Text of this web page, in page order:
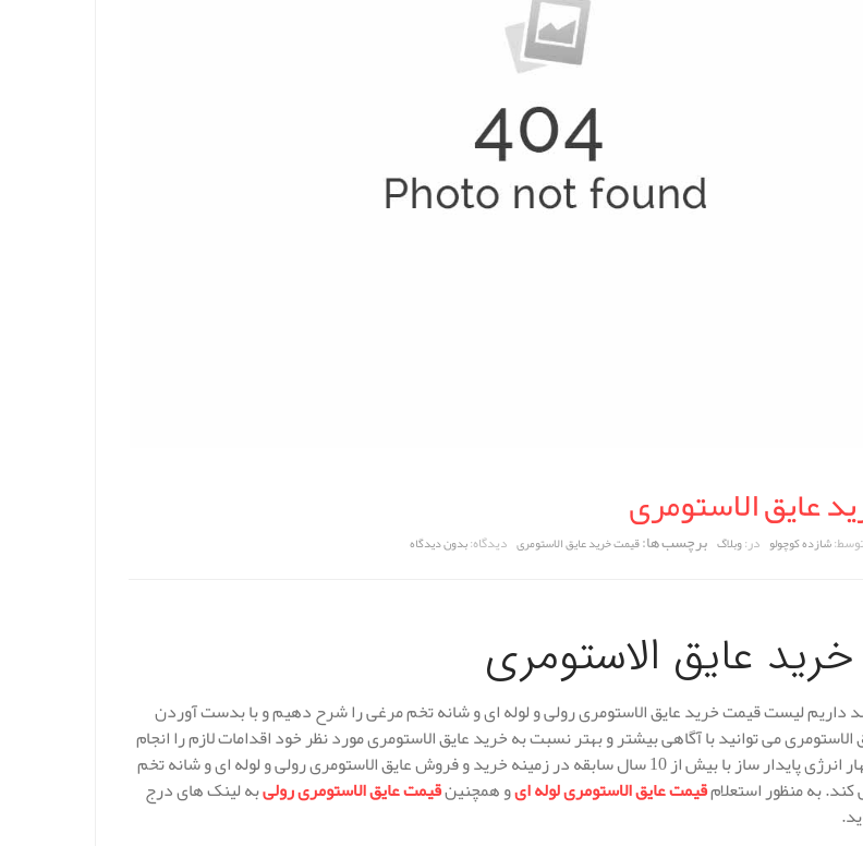
عایق الاستومری
توسط:شازده کوچولو در:وبلاگ برچسب ها:قیمت خرید عایق الاستومری دیدگاه:بدون دیدگاه
عایق الاستومری
داریم لیست قیمت خرید عایق الاستومری رولی و لوله ای و شانه تخم مرغی را شرح دهیم و با بدست آوردن
می توانید با آگاهی بیشتر و بهتر نسبت به خرید عایق الاستومری مورد نظر خود اقدامات لازم را انجام
دهید. شرکت مهار انرژی پایدار ساز با بیش از 10 سال سابقه در زمینه خرید و فروش عایق الاستومری رولی و لوله ای و شانه تخم
به منظور استعلامقیمت عایق الاستومری لوله ایو همچنینقیمت عایق الاستومری رولیبه لینک های درج